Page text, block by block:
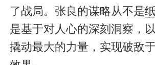
了战局。张良的谋略从不是
是基于对人心的深刻洞察，
撬动最大的力量，实现破敌